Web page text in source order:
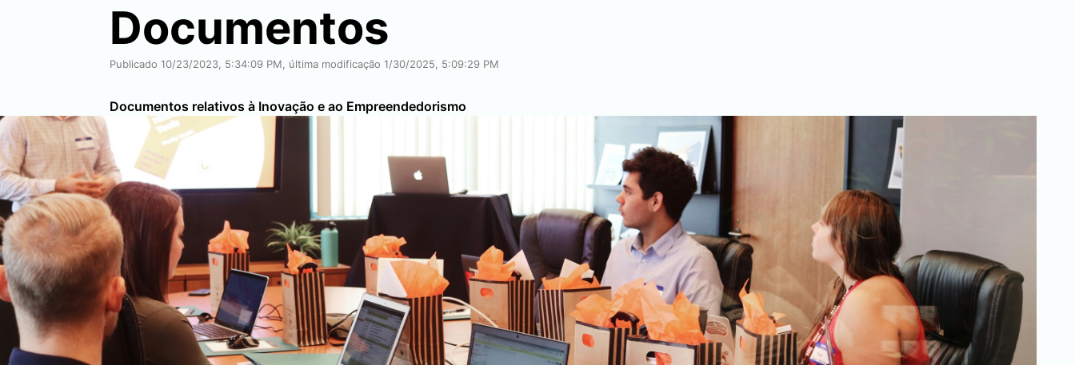
Documentos
Publicado 10/23/2023, 5:34:09 PM, última modificação 1/30/2025, 5:09:29 PM
Documentos relativos à Inovação e ao Empreendedorismo